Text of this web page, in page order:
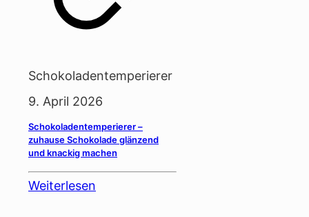
Schokoladentemperierer
9. April 2026
Schokoladentemperierer –
zuhause Schokolade glänzend
und knackig machen
Weiterlesen